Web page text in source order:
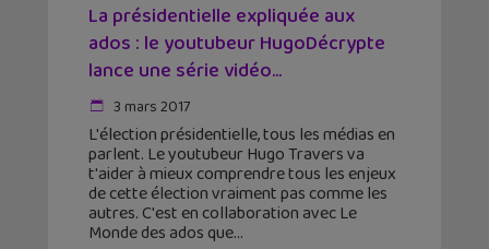
La présidentielle expliquée aux
ados : le youtubeur HugoDécrypte
lance une série vidéo...
3 mars 2017
L'élection présidentielle, tous les médias en
parlent. Le youtubeur Hugo Travers va
t'aider à mieux comprendre tous les enjeux
de cette élection vraiment pas comme les
autres. C'est en collaboration avec Le
Monde des ados que